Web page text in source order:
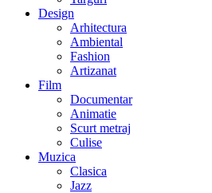
Design
Arhitectura
Ambiental
Fashion
Artizanat
Film
Documentar
Animatie
Scurt metraj
Culise
Muzica
Clasica
Jazz